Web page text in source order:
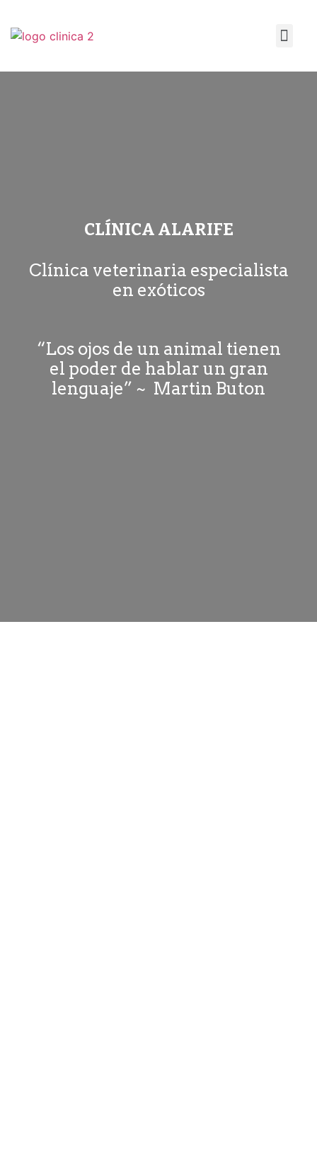
CLÍNICA ALARIFE
Clínica veterinaria especialista
en exóticos
“Los ojos de un animal tienen
el poder de hablar un gran
lenguaje” ~ Martin Buton